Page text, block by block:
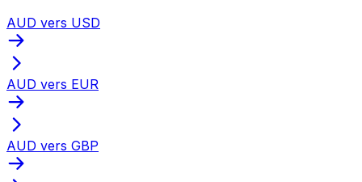
AUD vers USD
AUD vers EUR
AUD vers GBP